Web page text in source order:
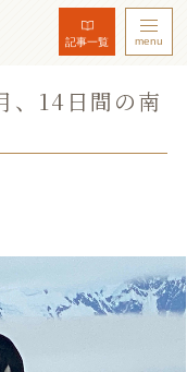
記事一覧 menu
、14日間の南